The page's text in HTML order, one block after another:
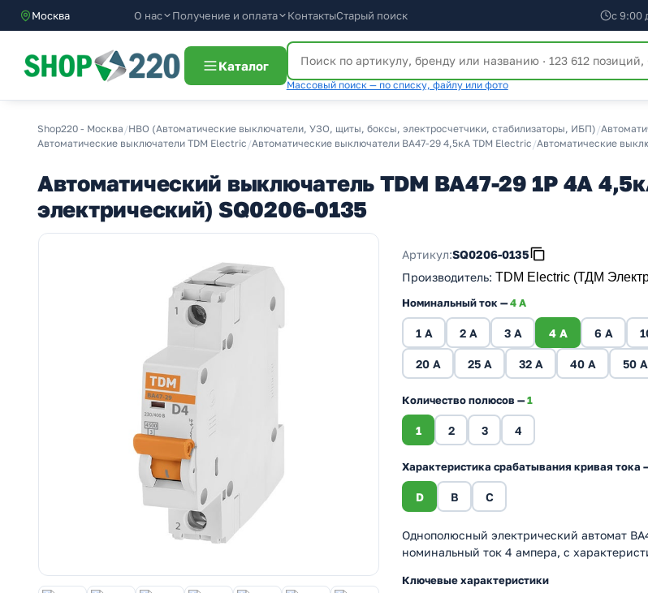
Москва О нас Получение и оплата КонтактыСтарый поиск с 9:00
Каталог
Массовый поиск — по списку, файлу или фото
Shop220 - Москва /НВО (Автоматические выключатели, УЗО, щиты, боксы, электросчетчики, стабилизаторы, ИБП) /
Автоматические выключатели TDM Electric /Автоматические выключатели ВА47-29 4,5кА TDM Electric /Автоматические
Автоматический выключатель TDM ВА47-29 1Р 4А
электрический) SQ0206-0135
Артикул:SQ0206-0135
Производитель: TDM Electric (ТДМ
Номинальный ток —4 A
1 A 2 A 3 A 4 A 6 A
20 A 25 A 32 A 40 A 50 A
Количество полюсов —1
1 2 3 4
Характеристика срабатывания кривая тока
D B C
Однополюсный электрический автомат
номинальный ток 4 ампера, с
Ключевые характеристики